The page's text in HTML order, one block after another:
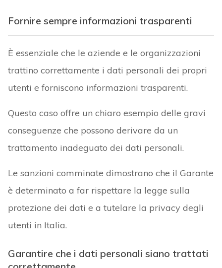
Fornire sempre informazioni trasparenti
È essenziale che le aziende e le organizzazioni
trattino correttamente i dati personali dei propri
utenti e forniscono informazioni trasparenti.
Questo caso offre un chiaro esempio delle gravi
conseguenze che possono derivare da un
trattamento inadeguato dei dati personali.
Le sanzioni comminate dimostrano che il Garante
è determinato a far rispettare la legge sulla
protezione dei dati e a tutelare la privacy degli
utenti in Italia.
Garantire che i dati personali siano trattati